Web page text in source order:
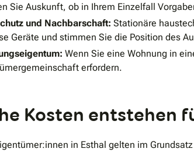
Sie Auskunft, ob in Ihrem Einzelfall
und Nachbarschaft: Stationäre
Geräte und stimmen Sie die Position des
Wenn Sie eine Wohnung in
erfordern.
Kosten entstehen
in Esthal gelten im